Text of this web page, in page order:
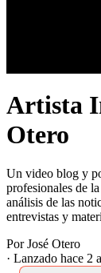
Artista
Otero
Un video blog y
profesionales de
análisis de las
entrevistas y
Por José Otero
· Lanzado hace 2